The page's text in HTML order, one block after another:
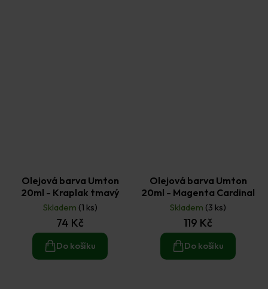
Olejová barva Umton
20ml - Kraplak tmavý
Skladem (1 ks)
74 Kč
Do košíku
Olejová barva Umton
20ml - Magenta Cardinal
Skladem (3 ks)
119 Kč
Do košíku